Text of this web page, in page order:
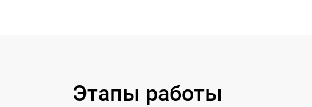
Этапы работы